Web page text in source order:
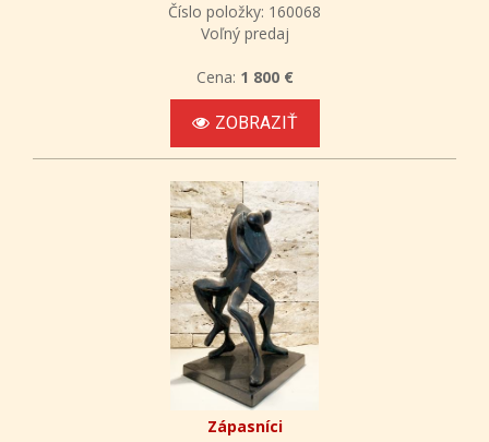
Číslo položky: 160068
Voľný predaj
Cena: 1 800 €
ZOBRAZIŤ
Zápasníci